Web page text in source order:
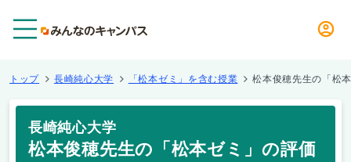
トップ 長崎純心大学 「松本ゼミ」を含む授業 松本俊穂先生の「松
長崎純心大学
松本俊穂先生の「松本ゼミ」の評価